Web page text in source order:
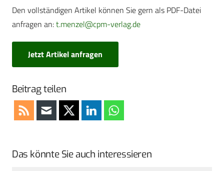
Den vollständigen Artikel können Sie gern als PDF-Datei
anfragen an:t.menzel@cpm-verlag.de
Jetzt Artikel anfragen
Beitrag teilen
Das könnte Sie auch interessieren